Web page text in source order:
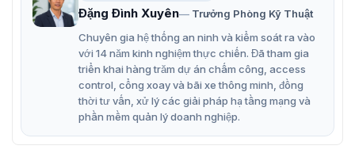
Ăng-ten chính có thể kết nối tối đa 2 ăng-ten bản
sao thành 1 hệ thống. Nhiều hệ thống có thể hoạt
động cùng nhau.
Tiêu thụ điện năng vận hành tiết kiệm, tiết kiệm năng
lượng và thân thiện với môi trường.
Liên kết giám sát CCTV.
Đặng Đình Xuyên
Trưởng Phòng Kỹ Thuật
Chuyên gia hệ thống an ninh và kiểm soát ra vào
với 14 năm kinh nghiệm thực chiến. Đã tham gia
triển khai hàng trăm dự án chấm công, access
control, cổng xoay và bãi xe thông minh, đồng
thời tư vấn, xử lý các giải pháp hạ tầng mạng và
phần mềm quản lý doanh nghiệp.